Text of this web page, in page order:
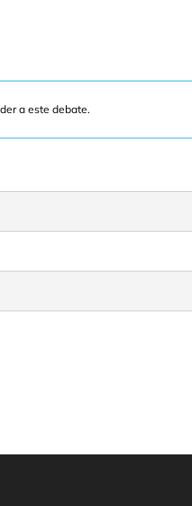
a este debate.